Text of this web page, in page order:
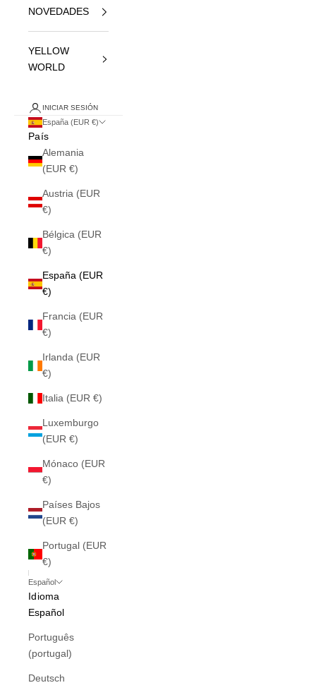
NOVEDADES
YELLOW
WORLD
INICIAR SESIÓN
España (EUR €)
País
Alemania
(EUR €)
Austria (EUR
€)
Bélgica (EUR
€)
España (EUR
€)
Francia (EUR
€)
Irlanda (EUR
€)
Italia (EUR €)
Luxemburgo
(EUR €)
Mónaco (EUR
€)
Países Bajos
(EUR €)
Portugal (EUR
€)
Español
Idioma
Español
Português
(portugal)
Deutsch